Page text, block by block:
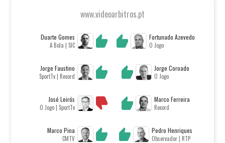
www.videoarbitros.pt
Duarte Gomes
A Bola | SIC
Fortunado Azevedo
O Jogo
Jorge Faustino
SportTv | Record
Jorge Coroado
O Jogo
José Leirós
O Jogo | SportTv
Marco Ferreira
Record
Marco Pina
CMTV
Pedro Henriques
Observador | RTP